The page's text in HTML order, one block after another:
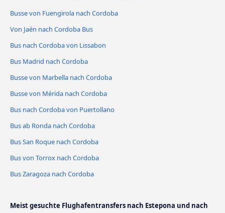
Busse von Fuengirola nach Cordoba
Von Jaén nach Cordoba Bus
Bus nach Cordoba von Lissabon
Bus Madrid nach Cordoba
Busse von Marbella nach Cordoba
Busse von Mérida nach Cordoba
Bus nach Cordoba von Puertollano
Bus ab Ronda nach Cordoba
Bus San Roque nach Cordoba
Bus von Torrox nach Cordoba
Bus Zaragoza nach Cordoba
Meist gesuchte Flughafentransfers nach Estepona und nach